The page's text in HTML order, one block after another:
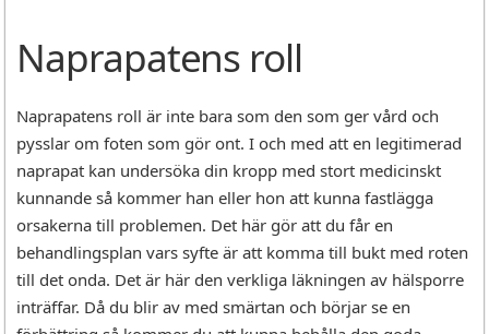
Naprapatens roll
Naprapatens roll är inte bara som den som ger vård och
pysslar om foten som gör ont. I och med att en legitimerad
naprapat kan undersöka din kropp med stort medicinskt
kunnande så kommer han eller hon att kunna fastlägga
orsakerna till problemen. Det här gör att du får en
behandlingsplan vars syfte är att komma till bukt med roten
till det onda. Det är här den verkliga läkningen av hälsporre
inträffar. Då du blir av med smärtan och börjar se en